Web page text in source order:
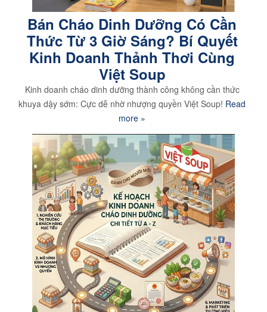
Bán Cháo Dinh Dưỡng Có Cần
Thức Từ 3 Giờ Sáng? Bí Quyết
Kinh Doanh Thảnh Thơi Cùng
Việt Soup
Kinh doanh cháo dinh dưỡng thành công không cần thức
khuya dậy sớm: Cực dễ nhờ nhượng quyền Việt Soup! Read
more »